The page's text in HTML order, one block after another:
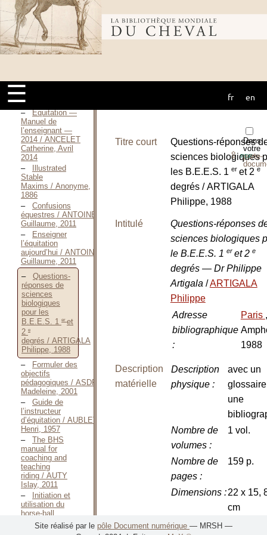
Bibliothèque
mondiale du
cheval
☰ fr en
Pierre, 1998
Manuel de
psychologie du
sport / ALDERMAN
Richard, 1990
Équitation —
2004 / ANCELET
Catherine,
Septembre 2004
Équitation —
Manuel de
l’enseignant —
2014 / ANCELET
Catherine, Avril
2014
Illustrated
Stable
Maxims / Anonyme,
1886
Confusions
équestres / ANTOINE
Guillaume, 2011
Enseigner
l’équitation
aujourd’hui / ANTOINE
Guillaume, 2011
Questions-
réponses de
sciences
biologiques
pour les
B.E.E.S. 1 er et
2 e
degrés / ARTIGALA
Philippe, 1988
Formuler des
objectifs
pédagogiques / ASDRUBAL
Madeleine, 2001
Guide de
l’instructeur
d’équitation / AUBLET
Henri, 1957
The BHS
manual for
coaching and
teaching
riding / AUTY
Islay, 2011
Initiation et
utilisation du
horse-ball
comme moyen
de mise en
Dans
votre
porte-
⇪PDF
Titre court
Questions-réponses
sciences biologiques
les B.E.E.S. 1 er et 2 e
degrés / ARTIGALA
Philippe, 1988
Intitulé
Questions-réponses
sciences biologiques
le B.E.E.S. 1 er et 2 e
degrés — Dr Philippe
Artigala /ARTIGALA
Philippe
Adresse
bibliographique
:
Paris ,
1988
Description
matérielle
Description
physique:
avec un
une
Nombre de
volumes:
1 vol.
Nombre de
pages:
159 p.
Dimensions:22 x 15,
cm
Illustrations:
Site réalisé par le pôle Document numérique — MRSH —